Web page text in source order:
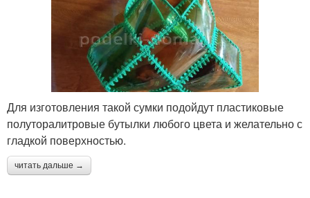
Для изготовления такой сумки подойдут пластиковые
полуторалитровые бутылки любого цвета и желательно с
гладкой поверхностью.
читать дальше →